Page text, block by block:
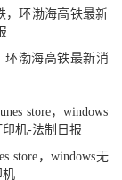
环渤海高铁最新消
store，windows无
机